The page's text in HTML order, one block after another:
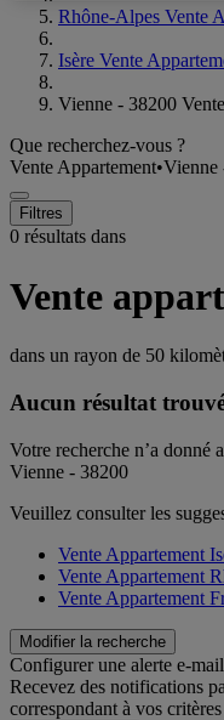
Rhône-Alpes Vente
Isère Vente
Vienne - 38200
Que recherchez-vous ?
Vente Appartement•Vienne
Filtres
0 résultats dans
Vente
dans un rayon de 50
Aucun résultat
Votre recherche n’a donné
Vienne - 38200
Veuillez consulter les
Vente Appartement
Vente Appartement
Vente Appartement
Modifier la recherche
Configurer une alerte e-mail
Recevez des notifications
correspondant à vos